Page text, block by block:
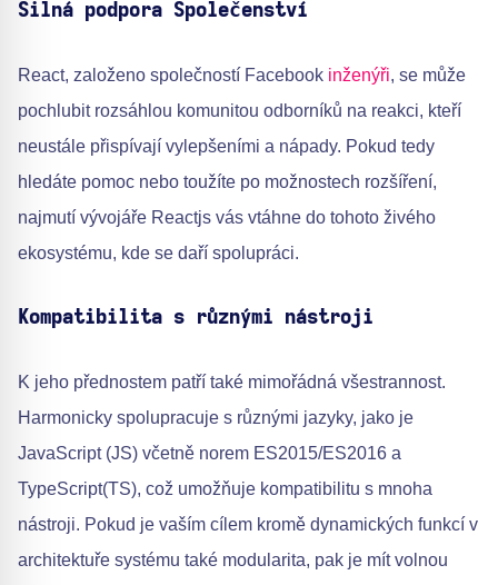
Silná podpora Společenství
React, založeno společností Facebook inženýři, se může
pochlubit rozsáhlou komunitou odborníků na reakci, kteří
neustále přispívají vylepšeními a nápady. Pokud tedy
hledáte pomoc nebo toužíte po možnostech rozšíření,
najmutí vývojáře Reactjs vás vtáhne do tohoto živého
ekosystému, kde se daří spolupráci.
Kompatibilita s různými nástroji
K jeho přednostem patří také mimořádná všestrannost.
Harmonicky spolupracuje s různými jazyky, jako je
JavaScript (JS) včetně norem ES2015/ES2016 a
TypeScript(TS), což umožňuje kompatibilitu s mnoha
nástroji. Pokud je vaším cílem kromě dynamických funkcí v
architektuře systému také modularita, pak je mít volnou